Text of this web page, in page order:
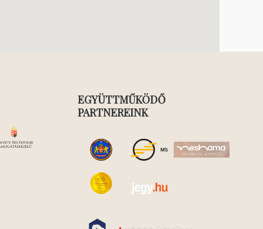
EGYÜTTMŰKÖDŐ
PARTNEREINK